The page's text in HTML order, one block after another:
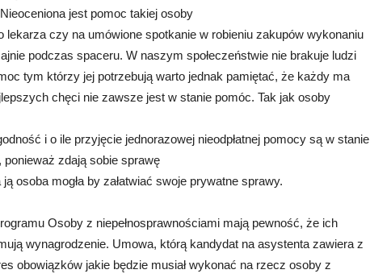
jest pomoc takiej osoby
lekarza czy na umówione spotkanie w robieniu zakupów wykonaniu
podczas spaceru. W naszym społeczeństwie nie brakuje ludzi
tym którzy jej potrzebują warto jednak pamiętać, że każdy ma
chęci nie zawsze jest w stanie pomóc. Tak jak osoby
i o ile przyjęcie jednorazowej nieodpłatnej pomocy są w stanie
zdają sobie sprawę
osoba mogła by załatwiać swoje prywatne sprawy.
Osoby z niepełnosprawnościami mają pewność, że ich
wynagrodzenie. Umowa, którą kandydat na asystenta zawiera z
obowiązków jakie będzie musiał wykonać na rzecz osoby z